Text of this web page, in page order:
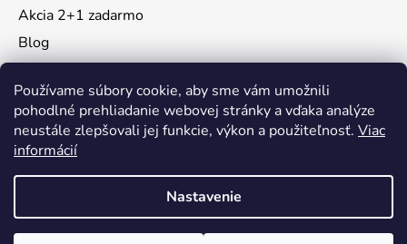
Používame súbory cookie, aby sme vám umožnili
pohodlné prehliadanie webovej stránky a vďaka analýze
neustále zlepšovali jej funkcie, výkon a použiteľnosť. Viac
informácií
Nastavenie
Akcia 2+1 zadarmo
Blog
Instagram
Vytvoril Shoptet